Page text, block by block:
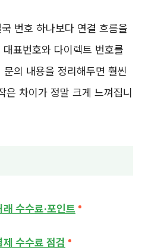
번호 하나보다 연결 흐름을
표번호와 다이렉트 번호를
의 내용을 정리해두면 훨씬
은 차이가 정말 크게 느껴집니
수수료·포인트
수수료 점검